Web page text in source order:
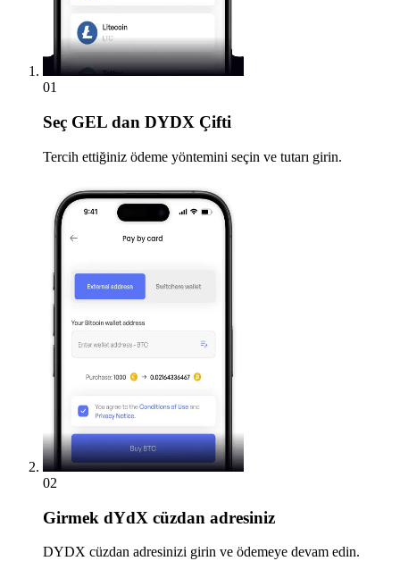
01
Seç GEL dan DYDX Çifti
Tercih ettiğiniz ödeme yöntemini seçin ve tutarı girin.
02
Girmek dYdX cüzdan adresiniz
DYDX cüzdan adresinizi girin ve ödemeye devam edin.